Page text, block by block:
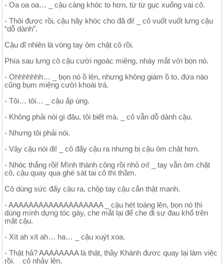
- Oa oa oa… _ cậu càng khóc to hơn, từ từ gục xuống vai cô.
- Thôi được rồi, cậu hãy khóc cho đã đi! _ cô vuốt vuốt lưng cậu
“dỗ dành”.
Cậu dĩ nhiên là vòng tay ôm chặt cô rồi.
Phía sau lưng cô cậu cười ngoác miệng, nháy mắt với bọn nó.
- Ohhhhhhh… _ bọn nó ồ lên, nhưng không giám ồ to, đứa nào
cũng bụm miệng cười khoái trá.
- Tôi… tôi… _ cậu ấp úng.
- Không phải nói gì đâu, tôi biết mà. _ cô vẫn dỗ dành cậu.
- Nhưng tôi phải nói.
- Vậy cậu nói đi! _ cô đẩy cậu ra nhưng bị cậu ôm chặt hơn.
- Nhóc thắng rồi! Mình thành công rồi nhỏ ơi! _ tay vẫn ôm chặt
cô, cậu quay qua ghé sát tai cô thì thầm.
Cô dùng sức đẩy cậu ra, chộp tay cậu cắn thật mạnh.
- AAAAAAAAAAAAAAAAAAA _ cậu hét toáng lên, bọn nó thì
dùng mình dựng tóc gáy, che mắt lại để che đi sự đau khổ trên
mặt cậu.
- Xít ah xít ah… ha… _ cậu xuýt xoa.
- Thật hả? AAAAAAAA là thật, thầy Khánh đươc quay lại làm việc
rồi. _ cô nhảy lên.